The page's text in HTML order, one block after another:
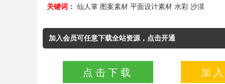
关键词： 仙人掌 图案素材 平面设计素材 水彩 沙漠
加入会员可任意下载全站资源，点击开通
点击下载 加